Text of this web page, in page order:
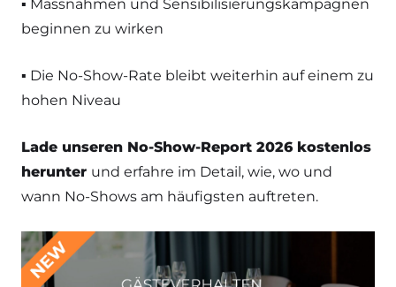
▪️ Massnahmen und Sensibilisierungskampagnen
beginnen zu wirken
▪️ Die No-Show-Rate bleibt weiterhin auf einem zu
hohen Niveau
Lade unseren No-Show-Report 2026 kostenlos
herunter und erfahre im Detail, wie, wo und
wann No-Shows am häufigsten auftreten.